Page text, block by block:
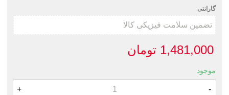
گارانتی
1,481,000 تومان
موجود
-
+